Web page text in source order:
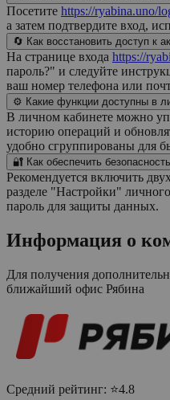
Посетите https://ryabina.uno/
а затем подтвердите вход,
🔄 Как восстановить доступ к
На странице входа https://
пароль?" и следуйте
ваш номер телефона или
⚙️ Какие функции доступны в
В личном кабинете можно
историю операций и
удобно сгруппированы для
🔐 Как обеспечить
Рекомендуется включить
разделе "Настройки"
пароль для защиты данных.
Информация о
Для получения
ближайший офис Рябина
Средний рейтинг: ⭐4.8